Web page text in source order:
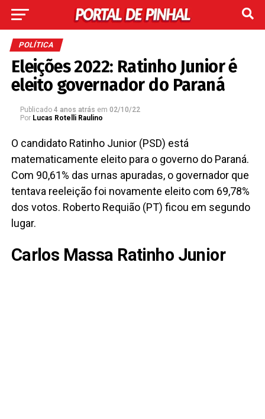
POLÍTICA
Eleições 2022: Ratinho Junior é
eleito governador do Paraná
Publicado 4 anos atrás em 02/10/22
Por Lucas Rotelli Raulino
O candidato Ratinho Junior (PSD) está
matematicamente eleito para o governo do Paraná.
Com 90,61% das urnas apuradas, o governador que
tentava reeleição foi novamente eleito com 69,78%
dos votos. Roberto Requião (PT) ficou em segundo
lugar.
Carlos Massa Ratinho Junior